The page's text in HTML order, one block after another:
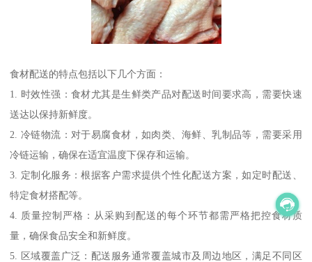
食材配送的特点包括以下几个方面：
1. 时效性强：食材尤其是生鲜类产品对配送时间要求高，需要快速
送达以保持新鲜度。
2. 冷链物流：对于易腐食材，如肉类、海鲜、乳制品等，需要采用
冷链运输，确保在适宜温度下保存和运输。
3. 定制化服务：根据客户需求提供个性化配送方案，如定时配送、
特定食材搭配等。
4. 质量控制严格：从采购到配送的每个环节都需严格把控食材质
量，确保食品安全和新鲜度。
5. 区域覆盖广泛：配送服务通常覆盖城市及周边地区，满足不同区